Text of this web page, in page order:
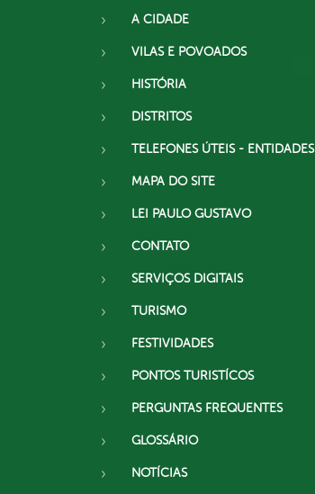
A CIDADE
VILAS E POVOADOS
HISTÓRIA
DISTRITOS
TELEFONES ÚTEIS - ENTIDADES
MAPA DO SITE
LEI PAULO GUSTAVO
CONTATO
SERVIÇOS DIGITAIS
TURISMO
FESTIVIDADES
PONTOS TURISTÍCOS
PERGUNTAS FREQUENTES
GLOSSÁRIO
NOTÍCIAS